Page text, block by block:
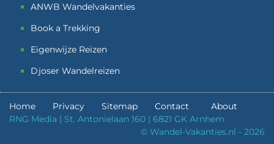
ANWB Wandelvakanties
Book a Trekking
Eigenwijze Reizen
Djoser Wandelreizen
Home Privacy Sitemap Contact
About
RNG Media | St. Antonielaan 160 | 6821 GK Arnhem
© Wandel-Vakanties.nl - 2026